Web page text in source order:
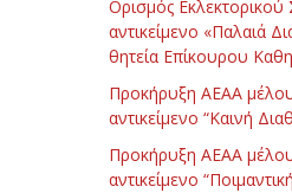
Ορισμός
αντικείμενο «Παλαιά
θητεία Επίκουρου
Προκήρυξη ΑΕΑΑ
αντικείμενο “Καινή
Προκήρυξη ΑΕΑΑ
αντικείμενο